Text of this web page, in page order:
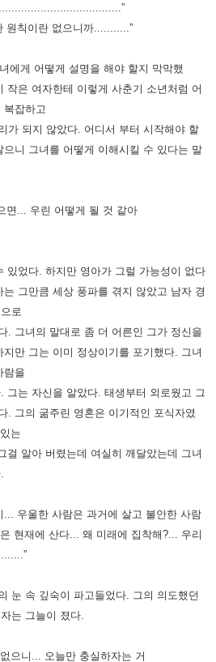
원칙이란 없으니까...........”
에게 어떻게 설명을 해야 할지 막막했
작은 여자한테 이렇게 사춘기 소년처럼 어
복잡하고
가 되지 않았다. 어디서 부터 시작해야 할
니 그녀를 어떻게 이해시킬 수 있다는 말
면... 우린 어떻게 될 것 같아
있었다. 하지만 영아가 그럴 가능성이 없다
는 그만큼 세상 풍파를 겪지 않았고 남자 경
로
.
그녀의 말대로 좀 더 어른인 그가 정신을
만 그는 이미 정상이기를 포기했다.
그녀
람을
그는 자신을 알았다. 태생부터 외로웠고 그
.
그의 굶주린 영혼은 이기적인 포식자였
는
걸 알아 버렸는데 여실히 깨달았는데 그녀
... 우울한 사람은 과거에 살고 불안한 사람
현재에 산다... 왜 미래에 집착해?... 우리
눈 속 깊숙이 파고들었다. 그의 의도했던
는 그늘이 졌다.
으니... 오늘만 충실하자는 거